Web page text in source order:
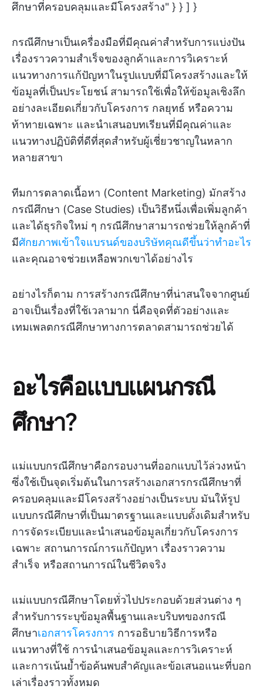
ศึกษาที่ครอบคลุมและมีโครงสร้าง" } } ] }
กรณีศึกษาเป็นเครื่องมือที่มีคุณค่าสำหรับการแบ่งปัน
เรื่องราวความสำเร็จของลูกค้าและการวิเคราะห์
แนวทางการแก้ปัญหาในรูปแบบที่มีโครงสร้างและให้
ข้อมูลที่เป็นประโยชน์ สามารถใช้เพื่อให้ข้อมูลเชิงลึก
อย่างละเอียดเกี่ยวกับโครงการ กลยุทธ์ หรือความ
ท้าทายเฉพาะ และนำเสนอบทเรียนที่มีคุณค่าและ
แนวทางปฏิบัติที่ดีที่สุดสำหรับผู้เชี่ยวชาญในหลาก
หลายสาขา
ทีมการตลาดเนื้อหา (Content Marketing) มักสร้าง
กรณีศึกษา (Case Studies) เป็นวิธีหนึ่งเพื่อเพิ่มลูกค้า
และได้ธุรกิจใหม่ ๆ กรณีศึกษาสามารถช่วยให้ลูกค้าที่
มีศักยภาพเข้าใจแบรนด์ของบริษัทคุณดีขึ้นว่าทำอะไร
และคุณอาจช่วยเหลือพวกเขาได้อย่างไร
อย่างไรก็ตาม การสร้างกรณีศึกษาที่น่าสนใจจากศูนย์
อาจเป็นเรื่องที่ใช้เวลามาก นี่คือจุดที่ตัวอย่างและ
เทมเพลตกรณีศึกษาทางการตลาดสามารถช่วยได้
อะไรคือแบบแผนกรณี
ศึกษา?
แม่แบบกรณีศึกษาคือกรอบงานที่ออกแบบไว้ล่วงหน้า
ซึ่งใช้เป็นจุดเริ่มต้นในการสร้างเอกสารกรณีศึกษาที่
ครอบคลุมและมีโครงสร้างอย่างเป็นระบบ มันให้รูป
แบบกรณีศึกษาที่เป็นมาตรฐานและแบบดั้งเดิมสำหรับ
การจัดระเบียบและนำเสนอข้อมูลเกี่ยวกับโครงการ
เฉพาะ สถานการณ์การแก้ปัญหา เรื่องราวความ
สำเร็จ หรือสถานการณ์ในชีวิตจริง
แม่แบบกรณีศึกษาโดยทั่วไปประกอบด้วยส่วนต่าง ๆ
สำหรับการระบุข้อมูลพื้นฐานและบริบทของกรณี
ศึกษาเอกสารโครงการ การอธิบายวิธีการหรือ
แนวทางที่ใช้ การนำเสนอข้อมูลและการวิเคราะห์
และการเน้นย้ำข้อค้นพบสำคัญและข้อเสนอแนะที่บอก
เล่าเรื่องราวทั้งหมด